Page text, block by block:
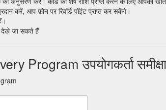
करें, आप फ़ोन पर रिवॉर्ड पॉइंट प्राप्त कर सकेंगे।
देखे जा सकते हैं
Program उपयोगकर्ता समीक्षा